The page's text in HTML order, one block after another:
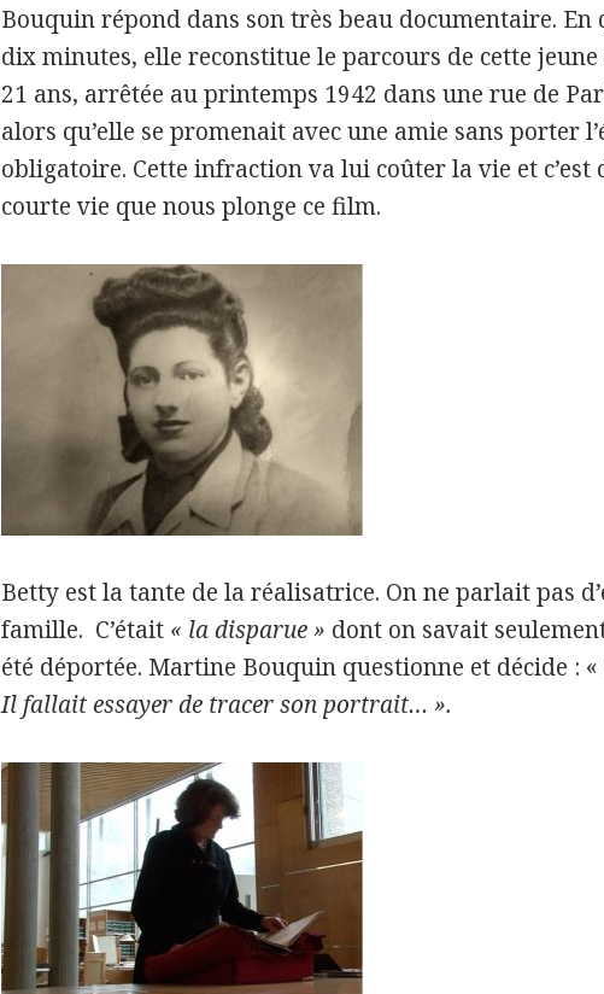
Bouquin répond dans son très beau documentaire.
dix minutes, elle reconstitue le parcours de cette
21 ans, arrêtée au printemps 1942 dans une rue de
alors qu’elle se promenait avec une amie sans porter
obligatoire. Cette infraction va lui coûter la vie et c’est
courte vie que nous plonge ce film.
Betty est la tante de la réalisatrice. On ne parlait pas
famille. C’était « la disparue » dont on savait
été déportée. Martine Bouquin questionne et décide : «
Il fallait essayer de tracer son portrait… ».